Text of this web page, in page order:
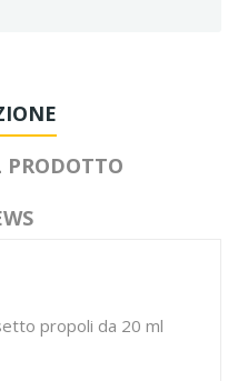
PRODOTTO
propoli da 20 ml